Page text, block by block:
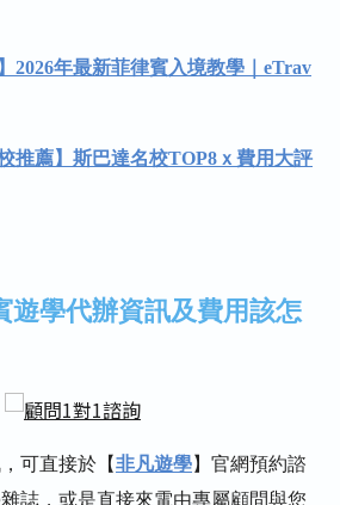
2026年最新菲律賓入境教學｜eTrav
推薦】斯巴達名校TOP8ｘ費用大評
遊學代辦資訊及費用該怎
可直接於【非凡遊學】官網預約諮
誌，或是直接來電由專屬顧問與您